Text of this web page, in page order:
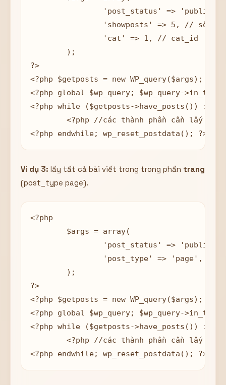
                'cat' => 1, // cat_id
?>
<?php $getposts = new WP_query($args); ?>
<?php global $wp_query; $wp_query-
<?php while ($getposts->have_posts()) :
Ví dụ 3: lấy tất cả bài viết trong trong phần trang
(post_type page).
<?php
?>
<?php $getposts = new WP_query($args); ?>
<?php global $wp_query; $wp_query-
<?php while ($getposts->have_posts()) :
<?php endwhile; wp_reset_postdata(); ?>